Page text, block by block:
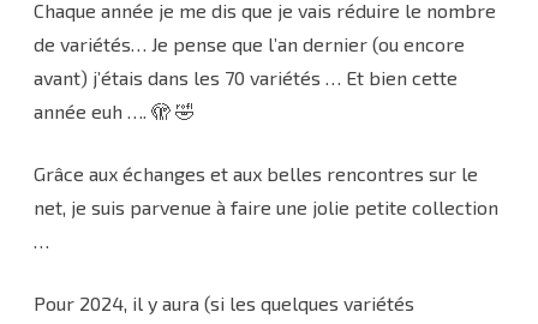
Chaque année je me dis que je vais réduire le nombre
de variétés… Je pense que l’an dernier (ou encore
avant) j’étais dans les 70 variétés … Et bien cette
année euh …. 🫣 🤣
Grâce aux échanges et aux belles rencontres sur le
net, je suis parvenue à faire une jolie petite collection
…
Pour 2024, il y aura (si les quelques variétés